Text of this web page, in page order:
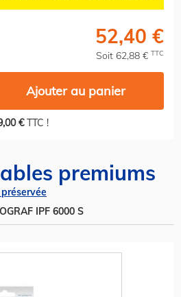
52,40 €
Soit 62,88 € TTC
Ajouter au panier
€TTC !
premiums
IPF 6000 S